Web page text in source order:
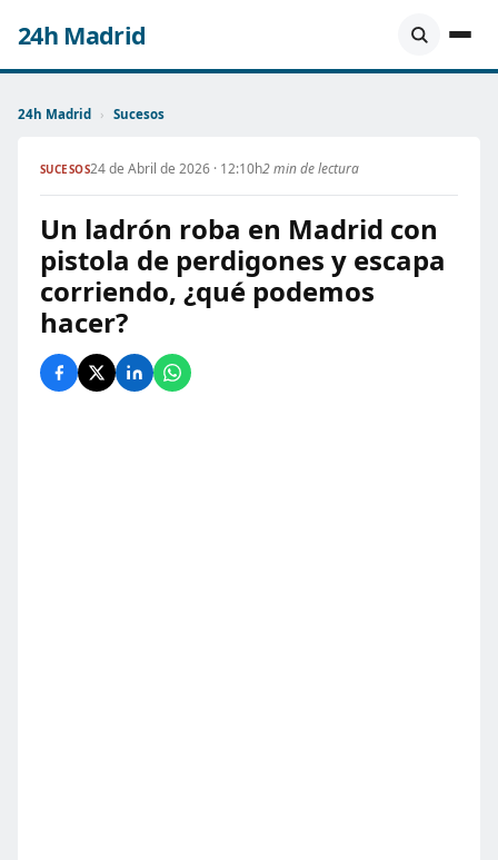
24h Madrid
24h Madrid › Sucesos
SUCESOS24 de Abril de 2026 · 12:10h2 min de lectura
Un ladrón roba en Madrid con
pistola de perdigones y escapa
corriendo, ¿qué podemos
hacer?